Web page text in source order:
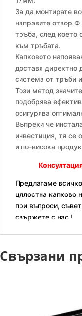
маркуч
За да монтирате
направите отвор Ф
тръба, след което
към тръбата.
Капковото
доставя директно
система от тръби
Този метод
подобрява
осигурява
Въпреки че
инвестиция, тя се
и по-висока
Предлагаме
цялостна капково
при въпроси,
свържете с нас !
Свързани